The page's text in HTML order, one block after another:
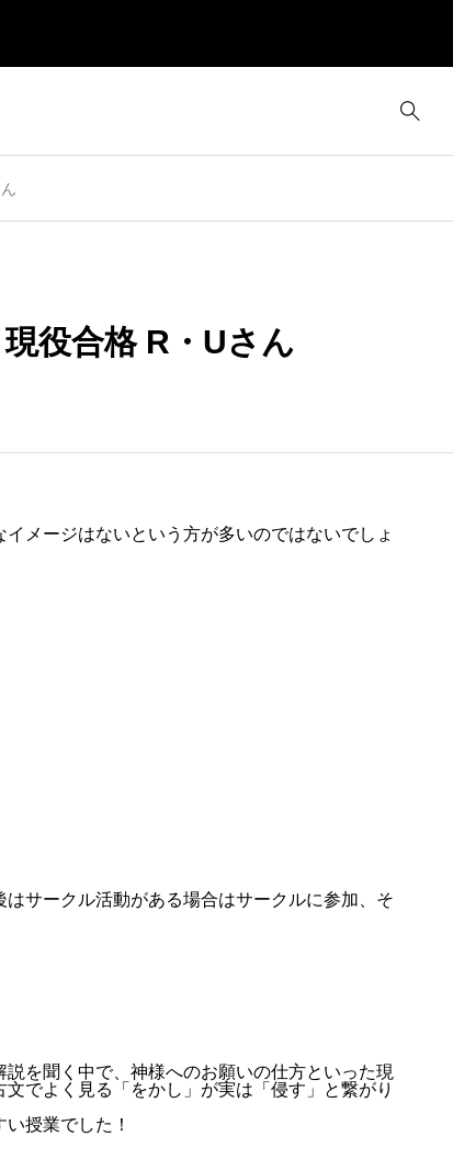
役合格 R・Uさん
メージはないという方が多いのではないでしょ
サークル活動がある場合はサークルに参加、そ
を聞く中で、神様へのお願いの仕方といった現
でよく見る「をかし」が実は「侵す」と繋がり
授業でした！